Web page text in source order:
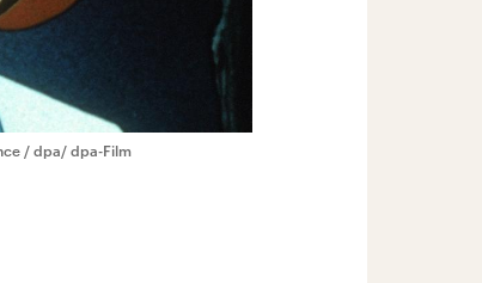
/ dpa/ dpa-Film